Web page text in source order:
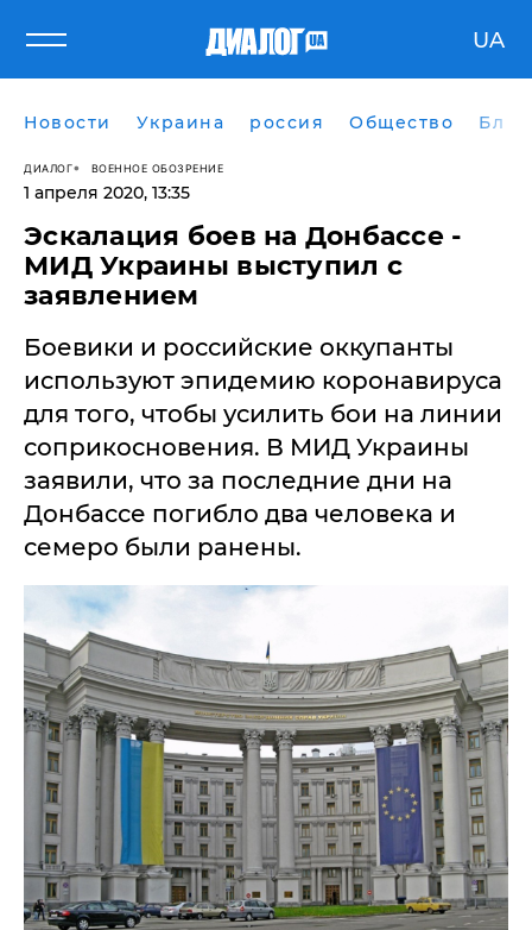
UA
Новости Украина россия Общество
ДИАЛОГ ВОЕННОЕ ОБОЗРЕНИЕ
1 апреля 2020, 13:35
Эскалация боев на Донбассе -
МИД Украины выступил с
заявлением
Боевики и российские оккупанты
используют эпидемию коронавируса
для того, чтобы усилить бои на линии
соприкосновения. В МИД Украины
заявили, что за последние дни на
Донбассе погибло два человека и
семеро были ранены.